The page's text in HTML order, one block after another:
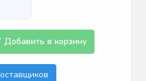
Добавить в корзину